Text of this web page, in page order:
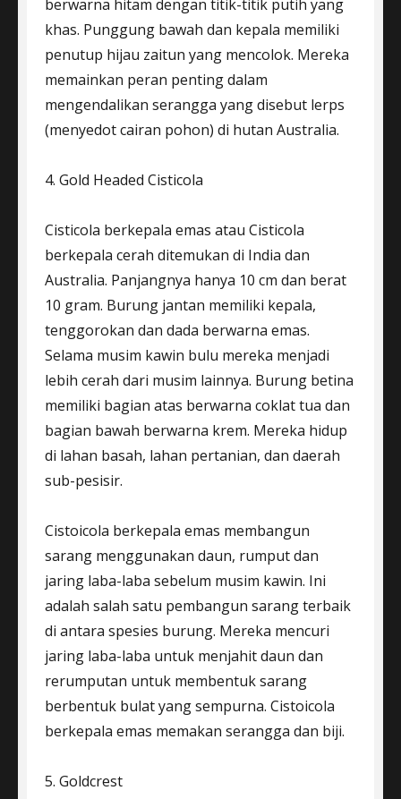
berwarna hitam dengan titik-titik putih yang
khas. Punggung bawah dan kepala memiliki
penutup hijau zaitun yang mencolok. Mereka
memainkan peran penting dalam
mengendalikan serangga yang disebut lerps
(menyedot cairan pohon) di hutan Australia.
4. Gold Headed Cisticola
Cisticola berkepala emas atau Cisticola
berkepala cerah ditemukan di India dan
Australia. Panjangnya hanya 10 cm dan berat
10 gram. Burung jantan memiliki kepala,
tenggorokan dan dada berwarna emas.
Selama musim kawin bulu mereka menjadi
lebih cerah dari musim lainnya. Burung betina
memiliki bagian atas berwarna coklat tua dan
bagian bawah berwarna krem. Mereka hidup
di lahan basah, lahan pertanian, dan daerah
sub-pesisir.
Cistoicola berkepala emas membangun
sarang menggunakan daun, rumput dan
jaring laba-laba sebelum musim kawin. Ini
adalah salah satu pembangun sarang terbaik
di antara spesies burung. Mereka mencuri
jaring laba-laba untuk menjahit daun dan
rerumputan untuk membentuk sarang
berbentuk bulat yang sempurna. Cistoicola
berkepala emas memakan serangga dan biji.
5. Goldcrest